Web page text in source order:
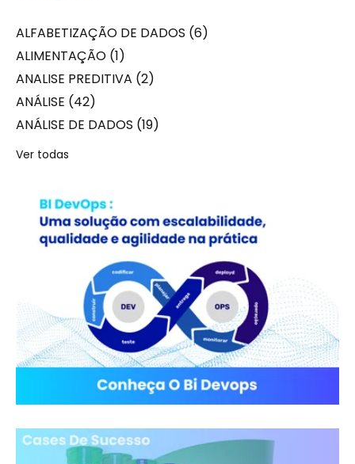
ALFABETIZAÇÃO DE DADOS (6)
ALIMENTAÇÃO (1)
ANALISE PREDITIVA (2)
ANÁLISE (42)
ANÁLISE DE DADOS (19)
Ver todas